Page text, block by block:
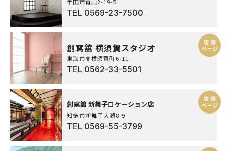
ンセル料はかかりますか？
A.
（税込）をキャンセル料に充当させていた
だきます。また、ご予約日の７日前以降の
キャンセルについては別途キャンセル料が
TEL 0569-23-7500
創寫舘 横須賀スタジオ
東海市高横須賀町6-11
TEL 0562-33-5501
創寫舘 新舞子ロケーション店
知多市新舞子大瀬8-9
TEL 0569-55-3799